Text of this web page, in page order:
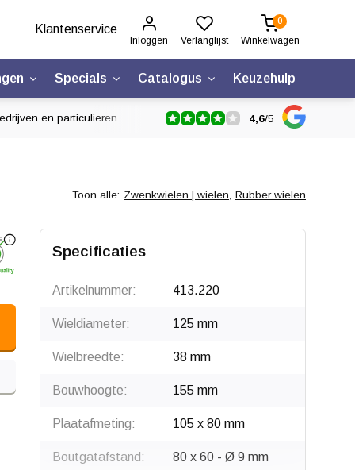
Klantenservice
Inloggen Verlanglijst
0
Winkelwagen
Specials Catalogus Keuzehulp
en particulieren 4,6/5
Toon alle: Zwenkwielen | wielen, Rubber wielen
Specificaties
Artikelnummer: 413.220
Wieldiameter: 125 mm
Wielbreedte: 38 mm
Bouwhoogte: 155 mm
Plaatafmeting: 105 x 80 mm
Boutgatafstand: 80 x 60 - Ø 9 mm